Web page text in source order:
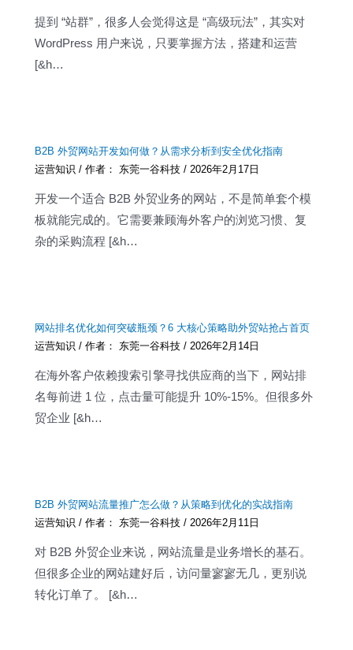
提到 “站群”，很多人会觉得这是 “高级玩法”，其实对
WordPress 用户来说，只要掌握方法，搭建和运营
[&h…
B2B 外贸网站开发如何做？从需求分析到安全优化指南
运营知识 / 作者： 东莞一谷科技/ 2026年2月17日
开发一个适合 B2B 外贸业务的网站，不是简单套个模
板就能完成的。它需要兼顾海外客户的浏览习惯、复
杂的采购流程 [&h…
网站排名优化如何突破瓶颈？6 大核心策略助外贸站抢占首页
运营知识 / 作者： 东莞一谷科技/ 2026年2月14日
在海外客户依赖搜索引擎寻找供应商的当下，网站排
名每前进 1 位，点击量可能提升 10%-15%。但很多外
贸企业 [&h…
B2B 外贸网站流量推广怎么做？从策略到优化的实战指南
运营知识 / 作者： 东莞一谷科技/ 2026年2月11日
对 B2B 外贸企业来说，网站流量是业务增长的基石。
但很多企业的网站建好后，访问量寥寥无几，更别说
转化订单了。 [&h…